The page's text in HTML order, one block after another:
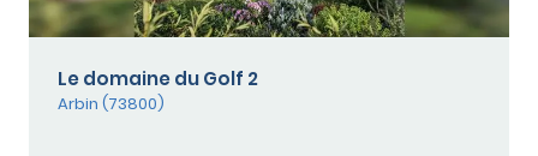
Le domaine du Golf 2
Arbin (73800)